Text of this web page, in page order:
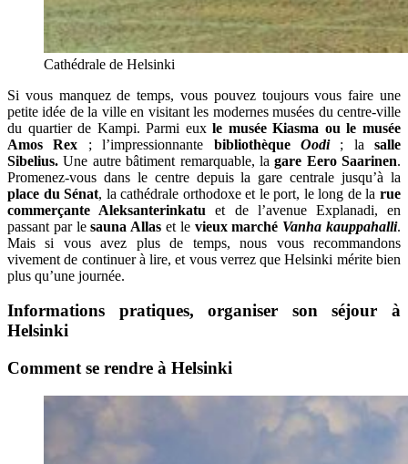
Cathédrale de Helsinki
Si vous manquez de temps, vous pouvez toujours vous faire une
petite idée de la ville en visitant les modernes musées du centre-ville
du quartier de Kampi. Parmi euxle musée Kiasma ou le musée
Amos Rex ; l’impressionnante bibliothèque Oodi; la salle
Sibelius. Une autre bâtiment remarquable, lagare Eero Saarinen.
Promenez-vous dans le centre depuis la gare centrale jusqu’à la
place du Sénat, la cathédrale orthodoxe et le port, le long de larue
commerçante Aleksanterinkatu et de l’avenue Explanadi, en
passant par lesauna Allas et le vieux marché Vanha kauppahalli.
Mais si vous avez plus de temps, nous vous recommandons
vivement de continuer à lire, et vous verrez que Helsinki mérite bien
plus qu’une journée.
Informations pratiques, organiser son séjour à
Helsinki
Comment se rendre à Helsinki